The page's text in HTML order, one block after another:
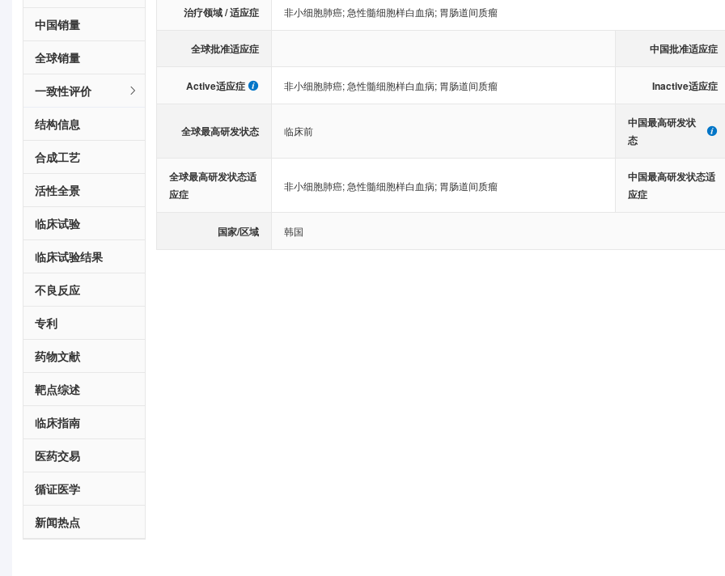
中国销量
全球销量
一致性评价
结构信息
合成工艺
活性全景
临床试验
临床试验结果
不良反应
专利
药物文献
靶点综述
临床指南
医药交易
循证医学
新闻热点
治疗领域 / 适应症 非小细胞肺癌;急性髓细胞样白血病; 胃肠道间质瘤
全球批准适应症 中国批准适应症
Active适应症 非小细胞肺癌;急性髓细胞样白血病; 胃肠道间质瘤 Inactive适应症
全球最高研发状态 临床前
中国最高研发状
态
全球最高研发状态适
应症
非小细胞肺癌;急性髓细胞样白血病; 胃肠道间质瘤
中国最高研发状态适
应症
国家/区域 韩国